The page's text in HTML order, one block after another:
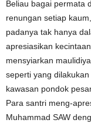
Beliau bagai permata
renungan setiap
padanya tak hanya
apresiasikan
mensyiarkan
seperti yang
kawasan pondok
Para santri meng-
Muhammad SAW